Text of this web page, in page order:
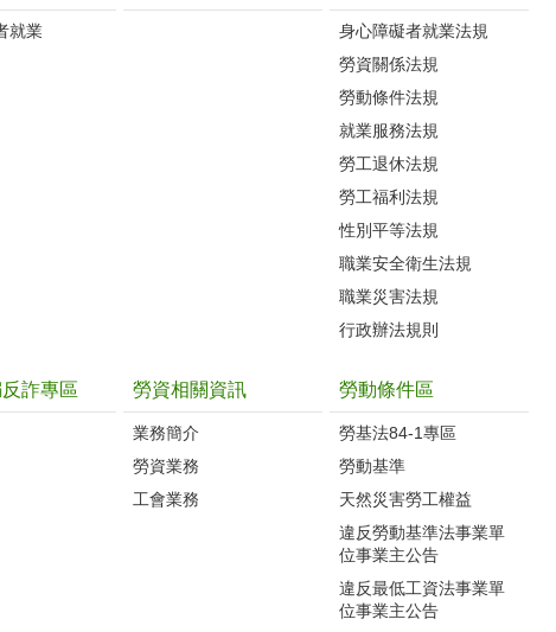
就業
身心障礙者就業法規
勞資關係法規
勞動條件法規
就業服務法規
勞工退休法規
勞工福利法規
性別平等法規
職業安全衛生法規
職業災害法規
行政辦法規則
詐專區 勞資相關資訊
業務簡介
勞資業務
工會業務
勞動條件區
勞基法84-1專區
勞動基準
天然災害勞工權益
違反勞動基準法事業單
位事業主公告
違反最低工資法事業單
位事業主公告